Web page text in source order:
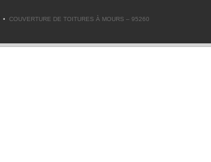
COUVERTURE DE TOITURES À MOURS – 95260